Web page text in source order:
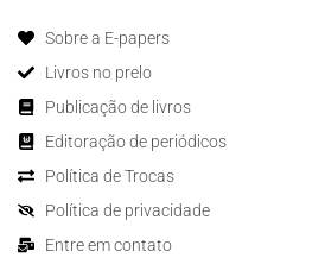
Sobre a E-papers
Livros no prelo
Publicação de livros
Editoração de periódicos
Política de Trocas
Política de privacidade
Entre em contato